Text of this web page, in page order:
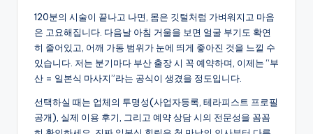
120분의 시술이 끝나고 나면, 몸은 깃털처럼 가벼워지고 마음
은 고요해집니다. 다음날 아침 거울을 보면 얼굴 부기도 확연
히 줄어있고, 어깨 가동 범위가 눈에 띄게 좋아진 것을 느낄 수
있습니다. 저는 분기마다 부산 출장 시 꼭 예약하며, 이제는 “부
산 = 일본식 마사지”라는 공식이 생겼을 정도입니다.
선택하실 때는 업체의 투명성(사업자등록, 테라피스트 프로필
공개), 실제 이용 후기, 그리고 예약 상담 시의 전문성을 꼼꼼